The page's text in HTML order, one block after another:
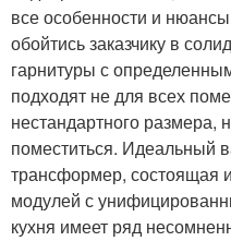
все особенности и
обойтись заказчику в
гарнитуры с
подходят не для всех
нестандартного размера,
поместиться. Идеальный
трансформер, состоящая
модулей с
кухня имеет ряд